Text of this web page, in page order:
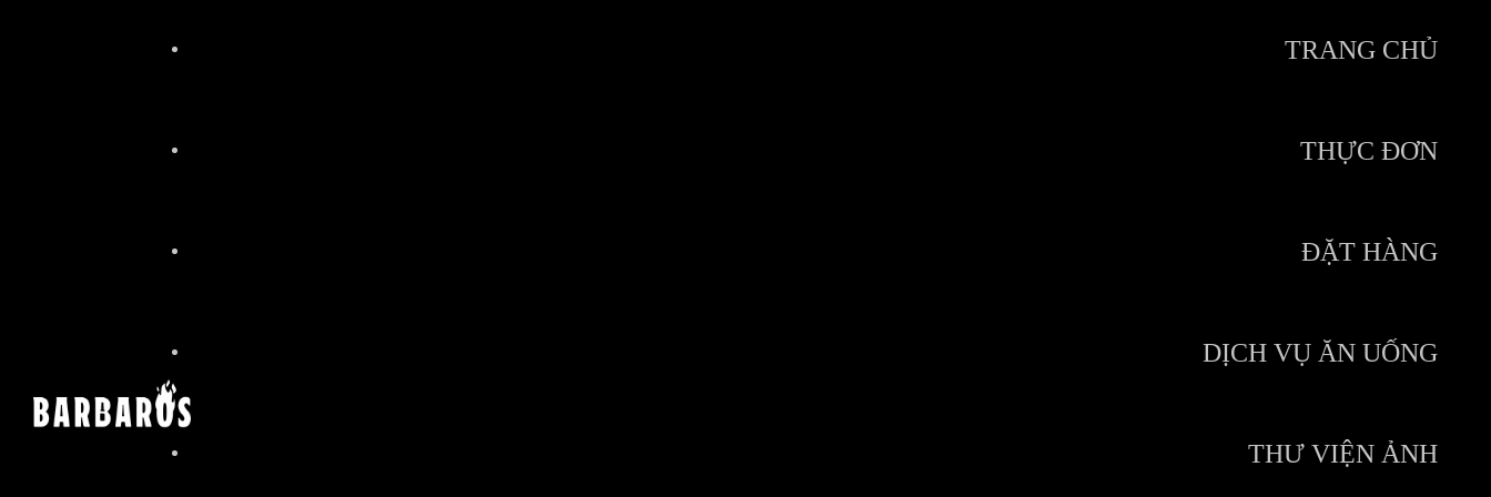
TRANG CHỦ
THỰC ĐƠN
ĐẶT HÀNG
DỊCH VỤ ĂN UỐNG
THƯ VIỆN ẢNH